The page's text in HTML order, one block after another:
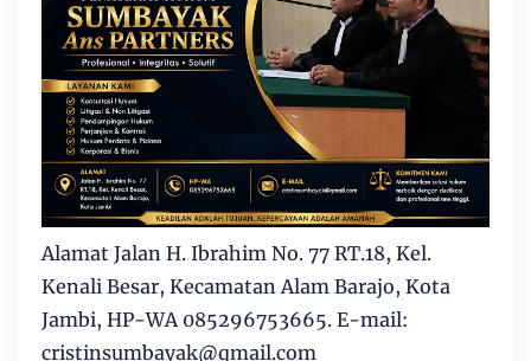
Alamat Jalan H. Ibrahim No. 77 RT.18, Kel.
Kenali Besar, Kecamatan Alam Barajo, Kota
Jambi, HP-WA 085296753665. E-mail:
cristinsumbayak@qmail.com